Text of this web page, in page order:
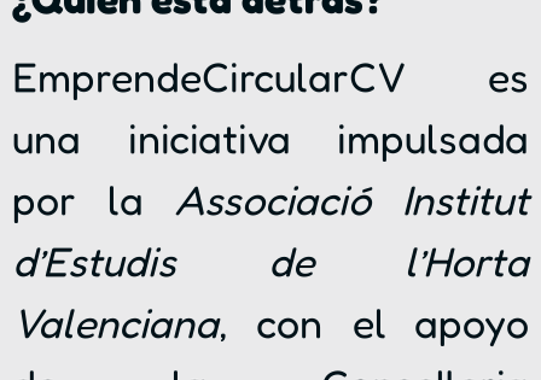
EmprendeCircularCV es
una iniciativa impulsada
por la Associació Institut
d’Estudis de l’Horta
Valenciana, con el apoyo